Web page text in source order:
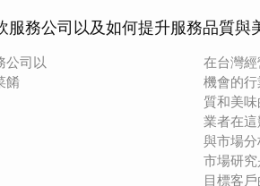
服務公司以及如何提升服務品質與
公司以
餚
在台灣
機會的
質和美
業者在
與市場
市場研
目標客